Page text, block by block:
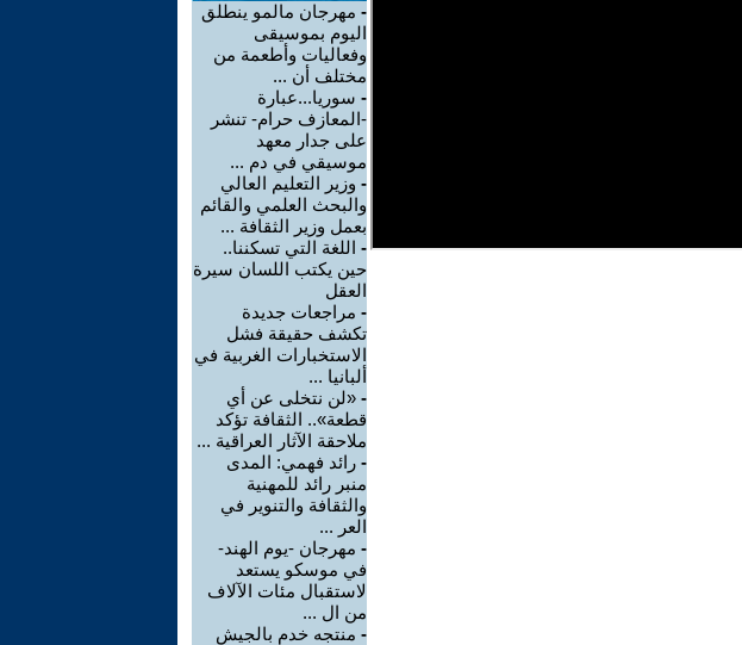
- مهرجان مالمو ينطلق
اليوم بموسيقى
وفعاليات وأطعمة من
مختلف أن ...
- سوريا...عبارة
-المعازف حرام- تنشر
على جدار معهد
موسيقي في دم ...
- وزير التعليم العالي
والبحث العلمي والقائم
بعمل وزير الثقافة ...
- اللغة التي تسكننا..
حين يكتب اللسان سيرة
العقل
- مراجعات جديدة
تكشف حقيقة فشل
الاستخبارات الغربية في
ألبانيا ...
- «لن نتخلى عن أي
قطعة».. الثقافة تؤكد
ملاحقة الآثار العراقية ...
- رائد فهمي: المدى
منبر رائد للمهنية
والثقافة والتنوير في
العر ...
- مهرجان -يوم الهند-
في موسكو يستعد
لاستقبال مئات الآلاف
من ال ...
- منتجه خدم بالجيش